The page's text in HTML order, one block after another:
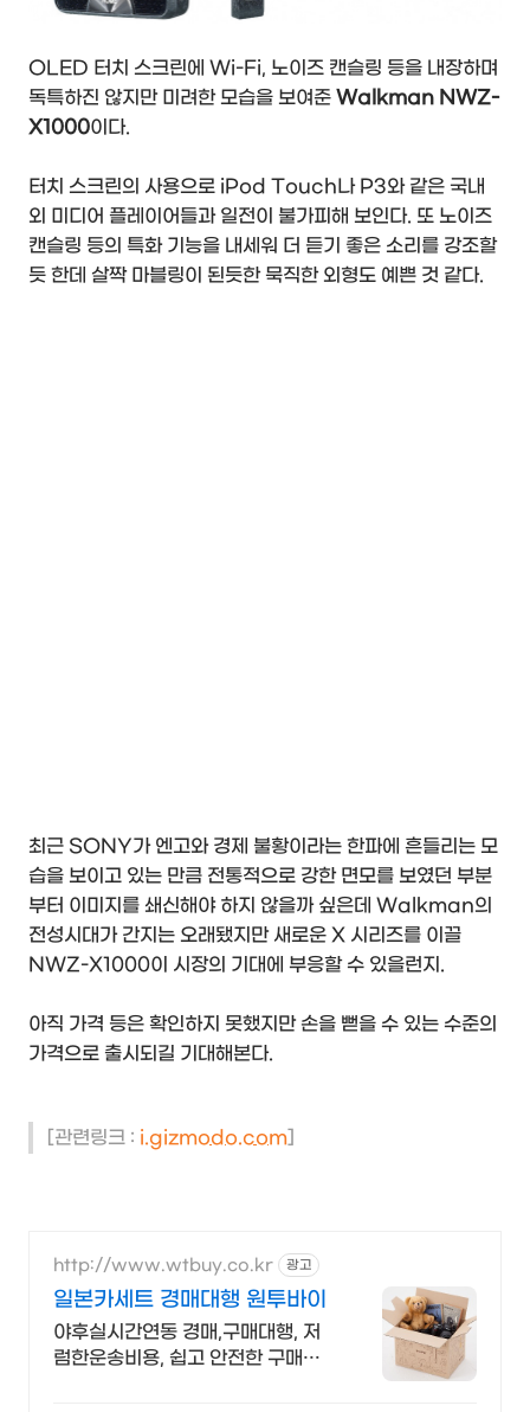
OLED 터치 스크린에 Wi-Fi, 노이즈 캔슬링 등을 내장하며
독특하진 않지만 미려한 모습을 보여준 Walkman NWZ-
X1000이다.
터치 스크린의 사용으로 iPod Touch나 P3와 같은 국내
외 미디어 플레이어들과 일전이 불가피해 보인다. 또 노이즈
캔슬링 등의 특화 기능을 내세워 더 듣기 좋은 소리를 강조할
듯 한데 살짝 마블링이 된듯한 묵직한 외형도 예쁜 것 같다.
최근 SONY가 엔고와 경제 불황이라는 한파에 흔들리는 모
습을 보이고 있는 만큼 전통적으로 강한 면모를 보였던 부분
부터 이미지를 쇄신해야 하지 않을까 싶은데 Walkman의
전성시대가 간지는 오래됐지만 새로운 X 시리즈를 이끌
NWZ-X1000이 시장의 기대에 부응할 수 있을런지.
아직 가격 등은 확인하지 못했지만 손을 뻗을 수 있는 수준의
가격으로 출시되길 기대해본다.
[관련링크 : i.gizmodo.com]
http://www.wtbuy.co.kr 광고
일본카세트 경매대행 원투바이
야후실시간연동 경매,구매대행, 저
럼한운송비용, 쉽고 안전한 구매대